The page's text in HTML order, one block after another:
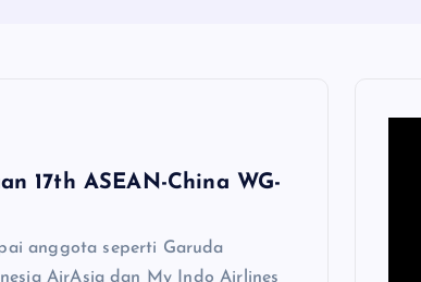
17th ASEAN-China WG-
anggota seperti Garuda
AirAsia dan My Indo Airlines